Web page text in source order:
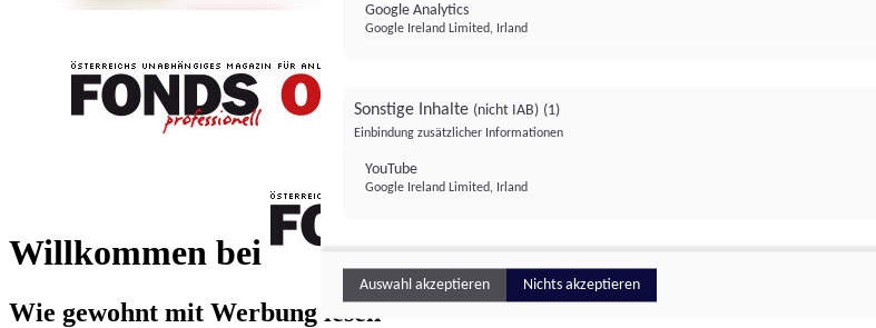
Willkommen bei
FONDS professionell
Wie gewohnt mit Werbung lesen
Google Analytics
Google Ireland Limited, Irland
Sonstige Inhalte (nicht IAB) (1)
Einbindung zusätzlicher Informationen
YouTube
Google Ireland Limited, Irland
Auswahl akzeptieren Nichts akzeptieren